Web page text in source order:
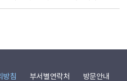
방침 부서별연락처 방문안내